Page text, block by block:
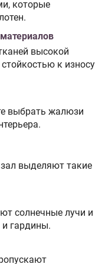
которые
высокой
к износу
выбрать жалюзи
выделяют такие
солнечные лучи и
гардины.